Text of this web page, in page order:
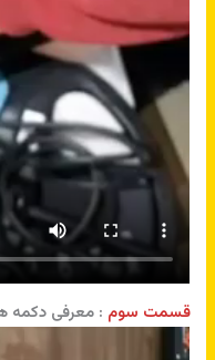
قسمت سوم : معرفی دکمه